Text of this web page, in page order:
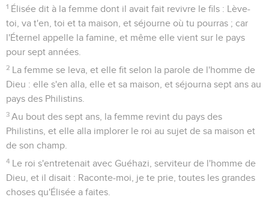
1 Élisée dit à la femme dont il avait fait revivre le fils : Lève-
toi, va t'en, toi et ta maison, et séjourne où tu pourras ; car
l'Éternel appelle la famine, et même elle vient sur le pays
pour sept années.
2 La femme se leva, et elle fit selon la parole de l'homme de
Dieu : elle s'en alla, elle et sa maison, et séjourna sept ans au
pays des Philistins.
3 Au bout des sept ans, la femme revint du pays des
Philistins, et elle alla implorer le roi au sujet de sa maison et
de son champ.
4 Le roi s'entretenait avec Guéhazi, serviteur de l'homme de
Dieu, et il disait : Raconte-moi, je te prie, toutes les grandes
choses qu'Élisée a faites.